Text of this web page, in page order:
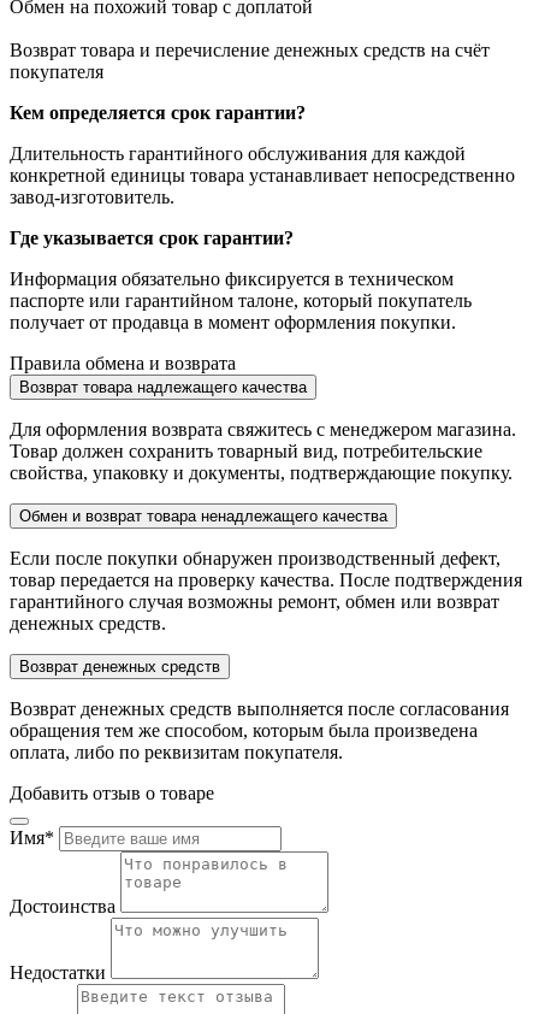
Обмен на похожий товар с доплатой
Возврат товара и перечисление денежных средств на счёт
покупателя
Кем определяется срок гарантии?
Длительность гарантийного обслуживания для каждой
конкретной единицы товара устанавливает непосредственно
завод-изготовитель.
Где указывается срок гарантии?
Информация обязательно фиксируется в техническом
паспорте или гарантийном талоне, который покупатель
получает от продавца в момент оформления покупки.
Правила обмена и возврата
Возврат товара надлежащего качества
Для оформления возврата свяжитесь с менеджером магазина.
Товар должен сохранить товарный вид, потребительские
свойства, упаковку и документы, подтверждающие покупку.
Обмен и возврат товара ненадлежащего качества
Если после покупки обнаружен производственный дефект,
товар передается на проверку качества. После подтверждения
гарантийного случая возможны ремонт, обмен или возврат
денежных средств.
Возврат денежных средств
Возврат денежных средств выполняется после согласования
обращения тем же способом, которым была произведена
оплата, либо по реквизитам покупателя.
Добавить отзыв о товаре
Имя*
Достоинства
Недостатки